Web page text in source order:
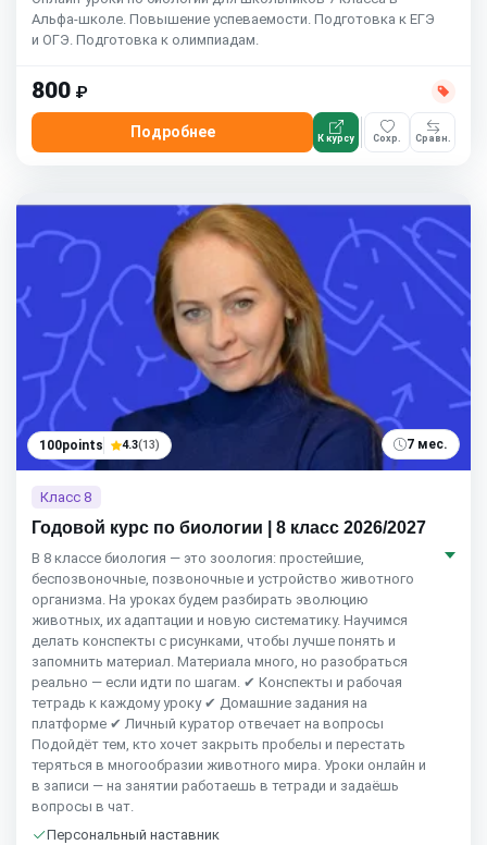
Альфа-школе. Повышение успеваемости. Подготовка к ЕГЭ
и ОГЭ. Подготовка к олимпиадам.
800 ₽
Подробнее К курсу Сохр. Сравн.
100points 4.3(13) 7 мес.
Класс 8
Годовой курс по биологии | 8 класс 2026/2027
В 8 классе биология — это зоология: простейшие,
беспозвоночные, позвоночные и устройство животного
организма. На уроках будем разбирать эволюцию
животных, их адаптации и новую систематику. Научимся
делать конспекты с рисунками, чтобы лучше понять и
запомнить материал. Материала много, но разобраться
реально — если идти по шагам. ✔ Конспекты и рабочая
тетрадь к каждому уроку ✔ Домашние задания на
платформе ✔ Личный куратор отвечает на вопросы
Подойдёт тем, кто хочет закрыть пробелы и перестать
теряться в многообразии животного мира. Уроки онлайн и
в записи — на занятии работаешь в тетради и задаёшь
вопросы в чат.
Персональный наставник